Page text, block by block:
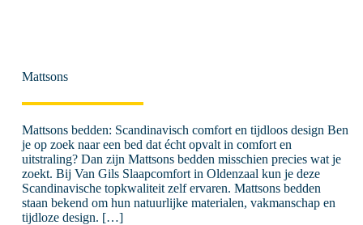
Mattsons
Mattsons bedden: Scandinavisch comfort en tijdloos design Ben
je op zoek naar een bed dat écht opvalt in comfort en
uitstraling? Dan zijn Mattsons bedden misschien precies wat je
zoekt. Bij Van Gils Slaapcomfort in Oldenzaal kun je deze
Scandinavische topkwaliteit zelf ervaren. Mattsons bedden
staan bekend om hun natuurlijke materialen, vakmanschap en
tijdloze design. […]